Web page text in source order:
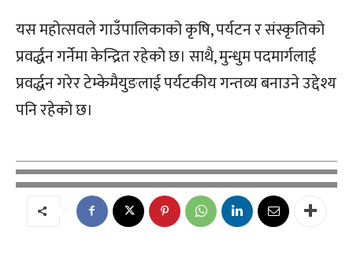
यस महोत्सवले गाउँपालिकाको कृषि, पर्यटन र संस्कृतिको
प्रवर्द्धन गर्नेमा केन्द्रित रहेको छ। साथै, मुन्धुम पदमार्गलाई
प्रवर्द्धन गरेर टेम्केमैयुङलाई पर्यटकीय गन्तव्य बनाउने उद्देश्य
पनि रहेको छ।